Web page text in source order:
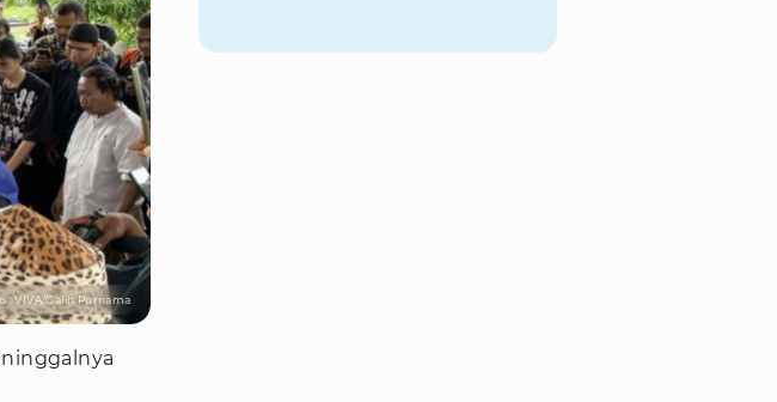
: VIVA/Galih Purnama